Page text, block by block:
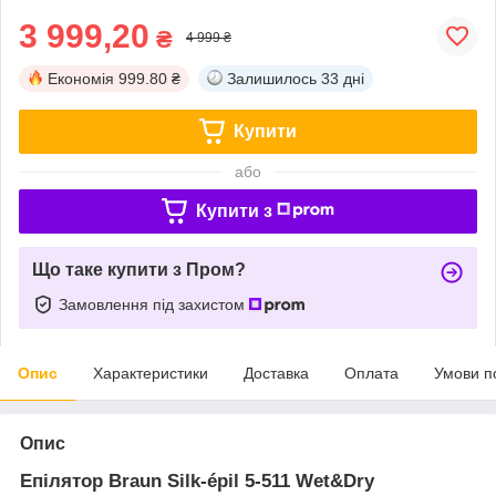
3 999,20 ₴ 4 999 ₴
Економія 999.80 ₴ Залишилось 33 дні
Купити
або
Купити з
Що таке купити з Пром?
Замовлення під захистом
Опис Характеристики Доставка Оплата Умови
Опис
Епілятор Braun Silk-épil 5-511 Wet&Dry